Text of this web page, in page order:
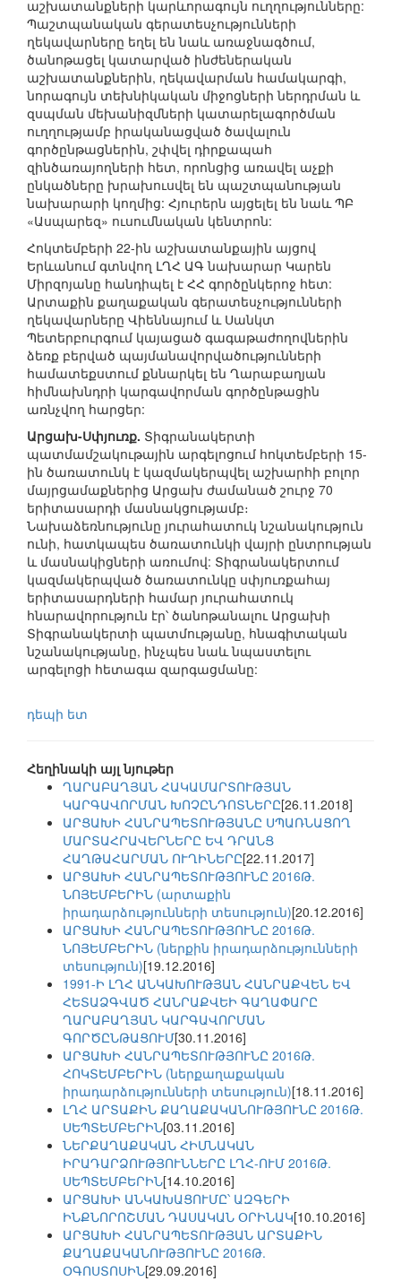
աշխատանքների կարևորագույն ուղղությունները:
Պաշտպանական գերատեսչությունների
ղեկավարները եղել են նաև առաջնագծում,
ծանոթացել կատարված ինժեներական
աշխատանքներին, ղեկավարման համակարգի,
նորագույն տեխնիկական միջոցների ներդրման և
զսպման մեխանիզմների կատարելագործման
ուղղությամբ իրականացված ծավալուն
գործընթացներին, շփվել դիրքապահ
զինծառայողների հետ, որոնցից առավել աչքի
ընկածները խրախուսվել են պաշտպանության
նախարարի կողմից: Հյուրերն այցելել են նաև ՊԲ
«Ասպարեզ» ուսումնական կենտրոն:
Հոկտեմբերի 22-ին աշխատանքային այցով
Երևանում գտնվող ԼՂՀ ԱԳ նախարար Կարեն
Միրզոյանը հանդիպել է ՀՀ գործընկերոջ հետ:
Արտաքին քաղաքական գերատեսչությունների
ղեկավարները Վիեննայում և Սանկտ
Պետերբուրգում կայացած գագաթաժողովներին
ձեռք բերված պայմանավորվածությունների
համատեքստում քննարկել են Ղարաբաղյան
հիմնախնդրի կարգավորման գործընթացին
առնչվող հարցեր:
Արցախ-Սփյուռք. Տիգրանակերտի
պատմամշակութային արգելոցում հոկտեմբերի 15-
ին ծառատունկ է կազմակերպվել աշխարհի բոլոր
մայրցամաքներից Արցախ ժամանած շուրջ 70
երիտասարդի մասնակցությամբ։
Նախաձեռնությունը յուրահատուկ նշանակություն
ունի, հատկապես ծառատունկի վայրի ընտրության
և մասնակիցների առումով: Տիգրանակերտում
կազմակերպված ծառատունկը սփյուռքահայ
երիտասարդների համար յուրահատուկ
հնարավորություն էր՝ ծանոթանալու Արցախի
Տիգրանակերտի պատմությանը, հնագիտական
նշանակությանը, ինչպես նաև նպաստելու
արգելոցի հետագա զարգացմանը:
դեպի ետ
Հեղինակի այլ նյութեր
ՂԱՐԱԲԱՂՅԱՆ ՀԱԿԱՄԱՐՏՈՒԹՅԱՆ
ԿԱՐԳԱՎՈՐՄԱՆ ԽՈՉԸՆԴՈՏՆԵՐԸ[26.11.2018]
ԱՐՑԱԽԻ ՀԱՆՐԱՊԵՏՈՒԹՅԱՆԸ ՍՊԱՌՆԱՑՈՂ
ՄԱՐՏԱՀՐԱՎԵՐՆԵՐԸ ԵՎ ԴՐԱՆՑ
ՀԱՂԹԱՀԱՐՄԱՆ ՈՒՂԻՆԵՐԸ[22.11.2017]
ԱՐՑԱԽԻ ՀԱՆՐԱՊԵՏՈՒԹՅՈՒՆԸ 2016Թ.
ՆՈՅԵՄԲԵՐԻՆ (արտաքին
իրադարձությունների տեսություն)[20.12.2016]
ԱՐՑԱԽԻ ՀԱՆՐԱՊԵՏՈՒԹՅՈՒՆԸ 2016Թ.
ՆՈՅԵՄԲԵՐԻՆ (ներքին իրադարձությունների
տեսություն)[19.12.2016]
1991-Ի ԼՂՀ ԱՆԿԱԽՈՒԹՅԱՆ ՀԱՆՐԱՔՎԵՆ ԵՎ
ՀԵՏԱՁԳՎԱԾ ՀԱՆՐԱՔՎԵԻ ԳԱՂԱՓԱՐԸ
ՂԱՐԱԲԱՂՅԱՆ ԿԱՐԳԱՎՈՐՄԱՆ
ԳՈՐԾԸՆԹԱՑՈՒՄ[30.11.2016]
ԱՐՑԱԽԻ ՀԱՆՐԱՊԵՏՈՒԹՅՈՒՆԸ 2016Թ.
ՀՈԿՏԵՄԲԵՐԻՆ (ներքաղաքական
իրադարձությունների տեսություն)[18.11.2016]
ԼՂՀ ԱՐՏԱՔԻՆ ՔԱՂԱՔԱԿԱՆՈՒԹՅՈՒՆԸ 2016Թ.
ՍԵՊՏԵՄԲԵՐԻՆ[03.11.2016]
ՆԵՐՔԱՂԱՔԱԿԱՆ ՀԻՄՆԱԿԱՆ
ԻՐԱԴԱՐՁՈՒԹՅՈՒՆՆԵՐԸ ԼՂՀ-ՈՒՄ 2016Թ.
ՍԵՊՏԵՄԲԵՐԻՆ[14.10.2016]
ԱՐՑԱԽԻ ԱՆԿԱԽԱՑՈՒՄԸ՝ ԱԶԳԵՐԻ
ԻՆՔՆՈՐՈՇՄԱՆ ԴԱՍԱԿԱՆ ՕՐԻՆԱԿ[10.10.2016]
ԱՐՑԱԽԻ ՀԱՆՐԱՊԵՏՈՒԹՅԱՆ ԱՐՏԱՔԻՆ
ՔԱՂԱՔԱԿԱՆՈՒԹՅՈՒՆԸ 2016Թ.
ՕԳՈՍՏՈՍԻՆ[29.09.2016]